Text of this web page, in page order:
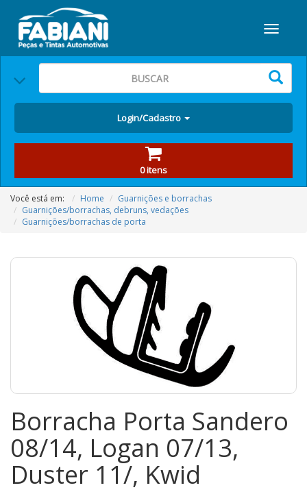
Login/Cadastro
0 itens
Você está em: Home
Guarnições e borrachas
Guarnições/borrachas, debruns, vedações
Guarnições/borrachas de porta
Borracha Porta Sandero
08/14, Logan 07/13,
Duster 11/, Kwid